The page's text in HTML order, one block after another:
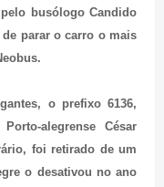
busólogo Candido
parar o carro o mais
o prefixo 6136,
alegrense César
foi retirado de um
o desativou no ano